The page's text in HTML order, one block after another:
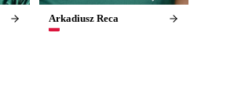
Arkadiusz Reca